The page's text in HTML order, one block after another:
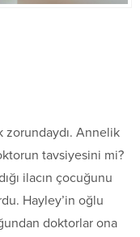
zorundaydı. Annelik
tavsiyesini mi?
ilacın çocuğunu
Hayley’in oğlu
doktorlar ona